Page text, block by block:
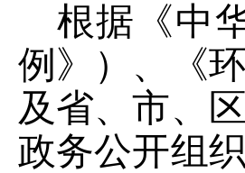
根据《中
例》）、《
及省、市、
政务公开组